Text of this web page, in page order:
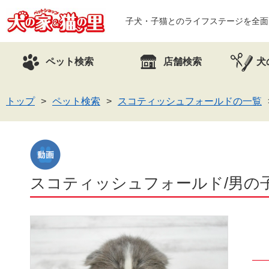
子犬・子猫とのライフステージを全
ペット検索 店舗検索 犬
トップ ペット検索 スコティッシュフォールドの一覧
スコティッシュフォールド/男の